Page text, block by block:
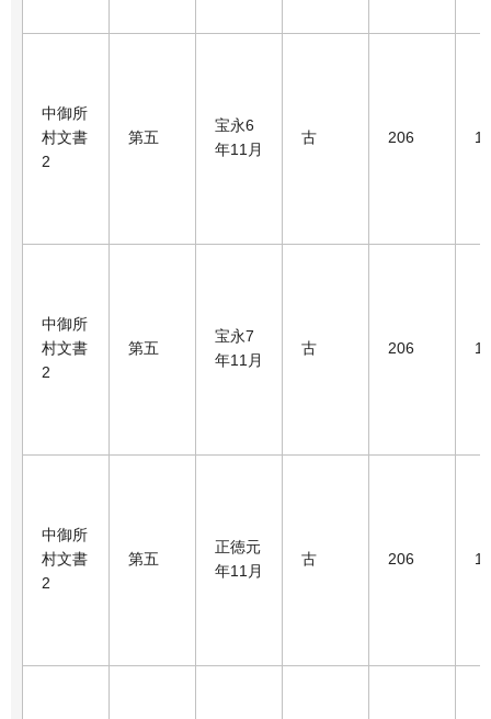
中御所
村文書
2
第五
宝永6
年11月
古 206 1
中御所
村文書
2
第五
宝永7
年11月
古 206 1
中御所
村文書
2
第五
正徳元
年11月
古 206 1